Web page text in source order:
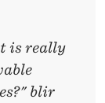
is really
blir